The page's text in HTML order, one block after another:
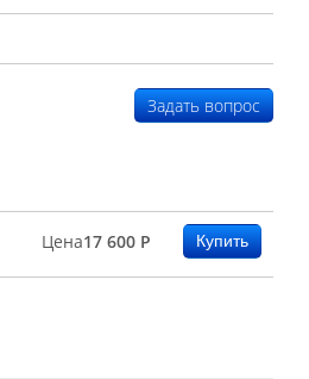
Задать вопрос
Цена17 600 Р